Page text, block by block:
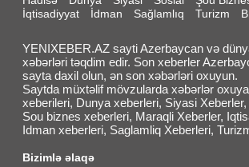
İqtisadiyyat
İdman Sağlamlıq Turizm
YENIXEBER.AZ sayti Azerbaycan və
xəbərləri təqdim edir. Son xeberler
sayta daxil olun, ən son xəbərləri oxuyun.
Saytda müxtəlif mövzularda xəbərlər
xeberileri, Dunya xeberleri, Siyasi
Sou biznes xeberleri, Maraqli Xeberler,
Idman xeberleri, Saglamliq Xeberleri,
Bizimlə əlaqə